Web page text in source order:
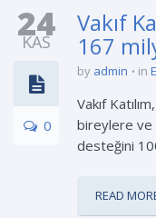
24
KAS
0
Vakıf
167
by admin in
Vakıf
bireylere ve
desteğini
READ